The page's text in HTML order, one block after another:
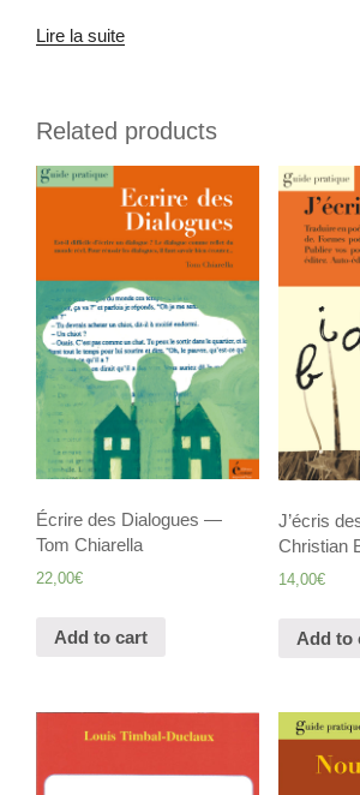
Lire la suite
Related products
Écrire des Dialogues —
Tom Chiarella
22,00€
Add to cart
J’écris
Christian
14,00€
Add to